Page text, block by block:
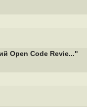
Open Code Revie..."